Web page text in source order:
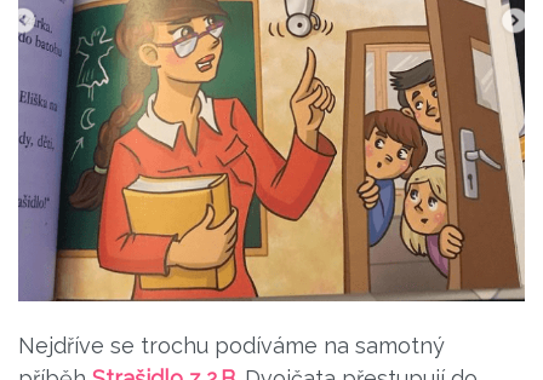
Nejdříve se trochu podíváme na samotný